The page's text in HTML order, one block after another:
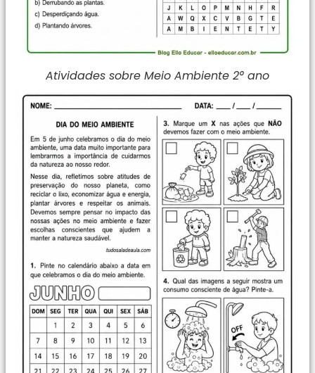
Atividades sobre Meio Ambiente 2° ano